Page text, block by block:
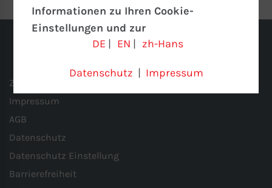
Zertifizierung
Impressum
AGB
Datenschutz
Datenschutz Einstellung
Barrierefreiheit
Informationen zu Ihren Cookie-
Einstellungen und zur
Datenübertragung in die USA bei der
Wir verwenden Cookies auf unserer
Website. Einige Cookies sind absolut
ihrer Verwendung zustimmen (z. B. für
Google Maps).
DE | EN | zh-Hans
Datenschutz | Impressum